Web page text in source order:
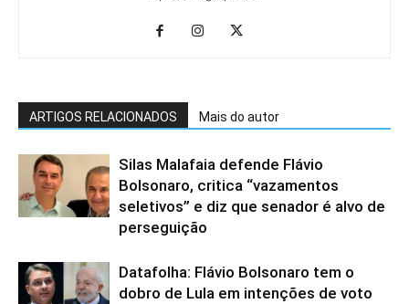
ARTIGOS RELACIONADOS Mais do autor
Silas Malafaia defende Flávio
Bolsonaro, critica “vazamentos
seletivos” e diz que senador é alvo de
perseguição
Datafolha: Flávio Bolsonaro tem o
dobro de Lula em intenções de voto